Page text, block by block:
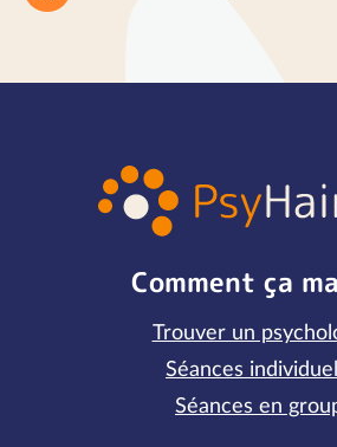
Comment ça
Trouver un
Séances
Séances en